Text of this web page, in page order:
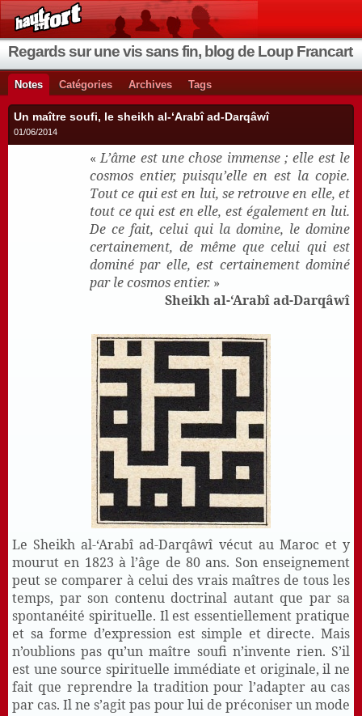
Regards sur une vis sans fin, blog de Loup Francart
Notes Catégories Archives Tags
Un maître soufi, le sheikh al-‘Arabî ad-Darqâwî
01/06/2014
«L’âme est une chose immense ; elle est le
cosmos entier, puisqu’elle en est la copie.
Tout ce qui est en lui, se retrouve en elle, et
tout ce qui est en elle, est également en lui.
De ce fait, celui qui la domine, le domine
certainement, de même que celui qui est
dominé par elle, est certainement dominé
par le cosmos entier. »
Sheikh al-‘Arabî ad-Darqâwî
Le Sheikh al-‘Arabî ad-Darqâwî vécut au Maroc et y
mourut en 1823 à l’âge de 80 ans. Son enseignement
peut se comparer à celui des vrais maîtres de tous les
temps, par son contenu doctrinal autant que par sa
spontanéité spirituelle. Il est essentiellement pratique
et sa forme d’expression est simple et directe. Mais
n’oublions pas qu’un maître soufi n’invente rien. S’il
est une source spirituelle immédiate et originale, il ne
fait que reprendre la tradition pour l’adapter au cas
par cas. Il ne s’agit pas pour lui de préconiser un mode